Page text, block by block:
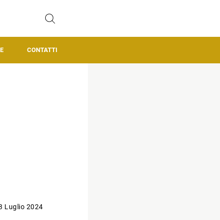
CONTATTI
Luglio 2024